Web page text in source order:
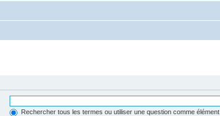
Rechercher tous les termes ou utiliser une question comme élément